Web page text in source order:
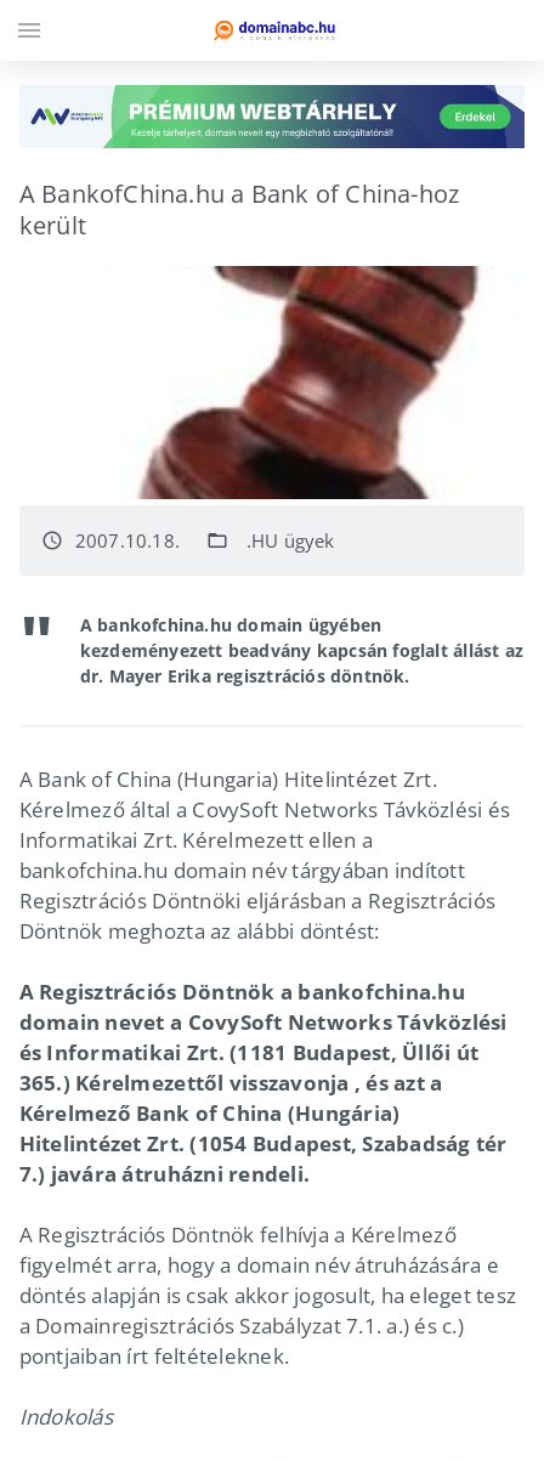
A BankofChina.hu a Bank of China-hoz
került
access_time 2007.10.18. folder_open .HU ügyek
A bankofchina.hu domain ügyében
kezdeményezett beadvány kapcsán foglalt állást az
dr. Mayer Erika regisztrációs döntnök.
A Bank of China (Hungaria) Hitelintézet Zrt.
Kérelmező által a CovySoft Networks Távközlési és
Informatikai Zrt. Kérelmezett ellen a
bankofchina.hu domain név tárgyában indított
Regisztrációs Döntnöki eljárásban a Regisztrációs
Döntnök meghozta az alábbi döntést:
A Regisztrációs Döntnök a bankofchina.hu
domain nevet a CovySoft Networks Távközlési
és Informatikai Zrt. (1181 Budapest, Üllői út
365.) Kérelmezettől visszavonja , és azt a
Kérelmező Bank of China (Hungária)
Hitelintézet Zrt. (1054 Budapest, Szabadság tér
7.) javára átruházni rendeli.
A Regisztrációs Döntnök felhívja a Kérelmező
figyelmét arra, hogy a domain név átruházására e
döntés alapján is csak akkor jogosult, ha eleget tesz
a Domainregisztrációs Szabályzat 7.1. a.) és c.)
pontjaiban írt feltételeknek.
Indokolás
menu